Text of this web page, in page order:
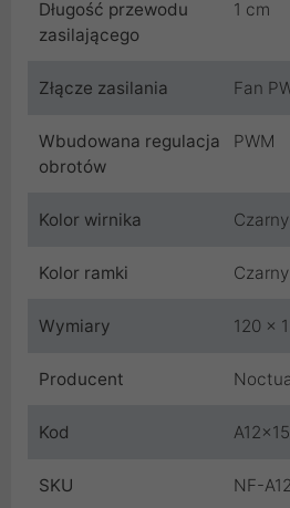
Długość przewodu
zasilającego
1 cm
Złącze zasilania Fan
Wbudowana regulacja
obrotów
PWM
Kolor wirnika Czarny
Kolor ramki Czarny
Wymiary 120 x
Producent Noctua
Kod
SKU NF-